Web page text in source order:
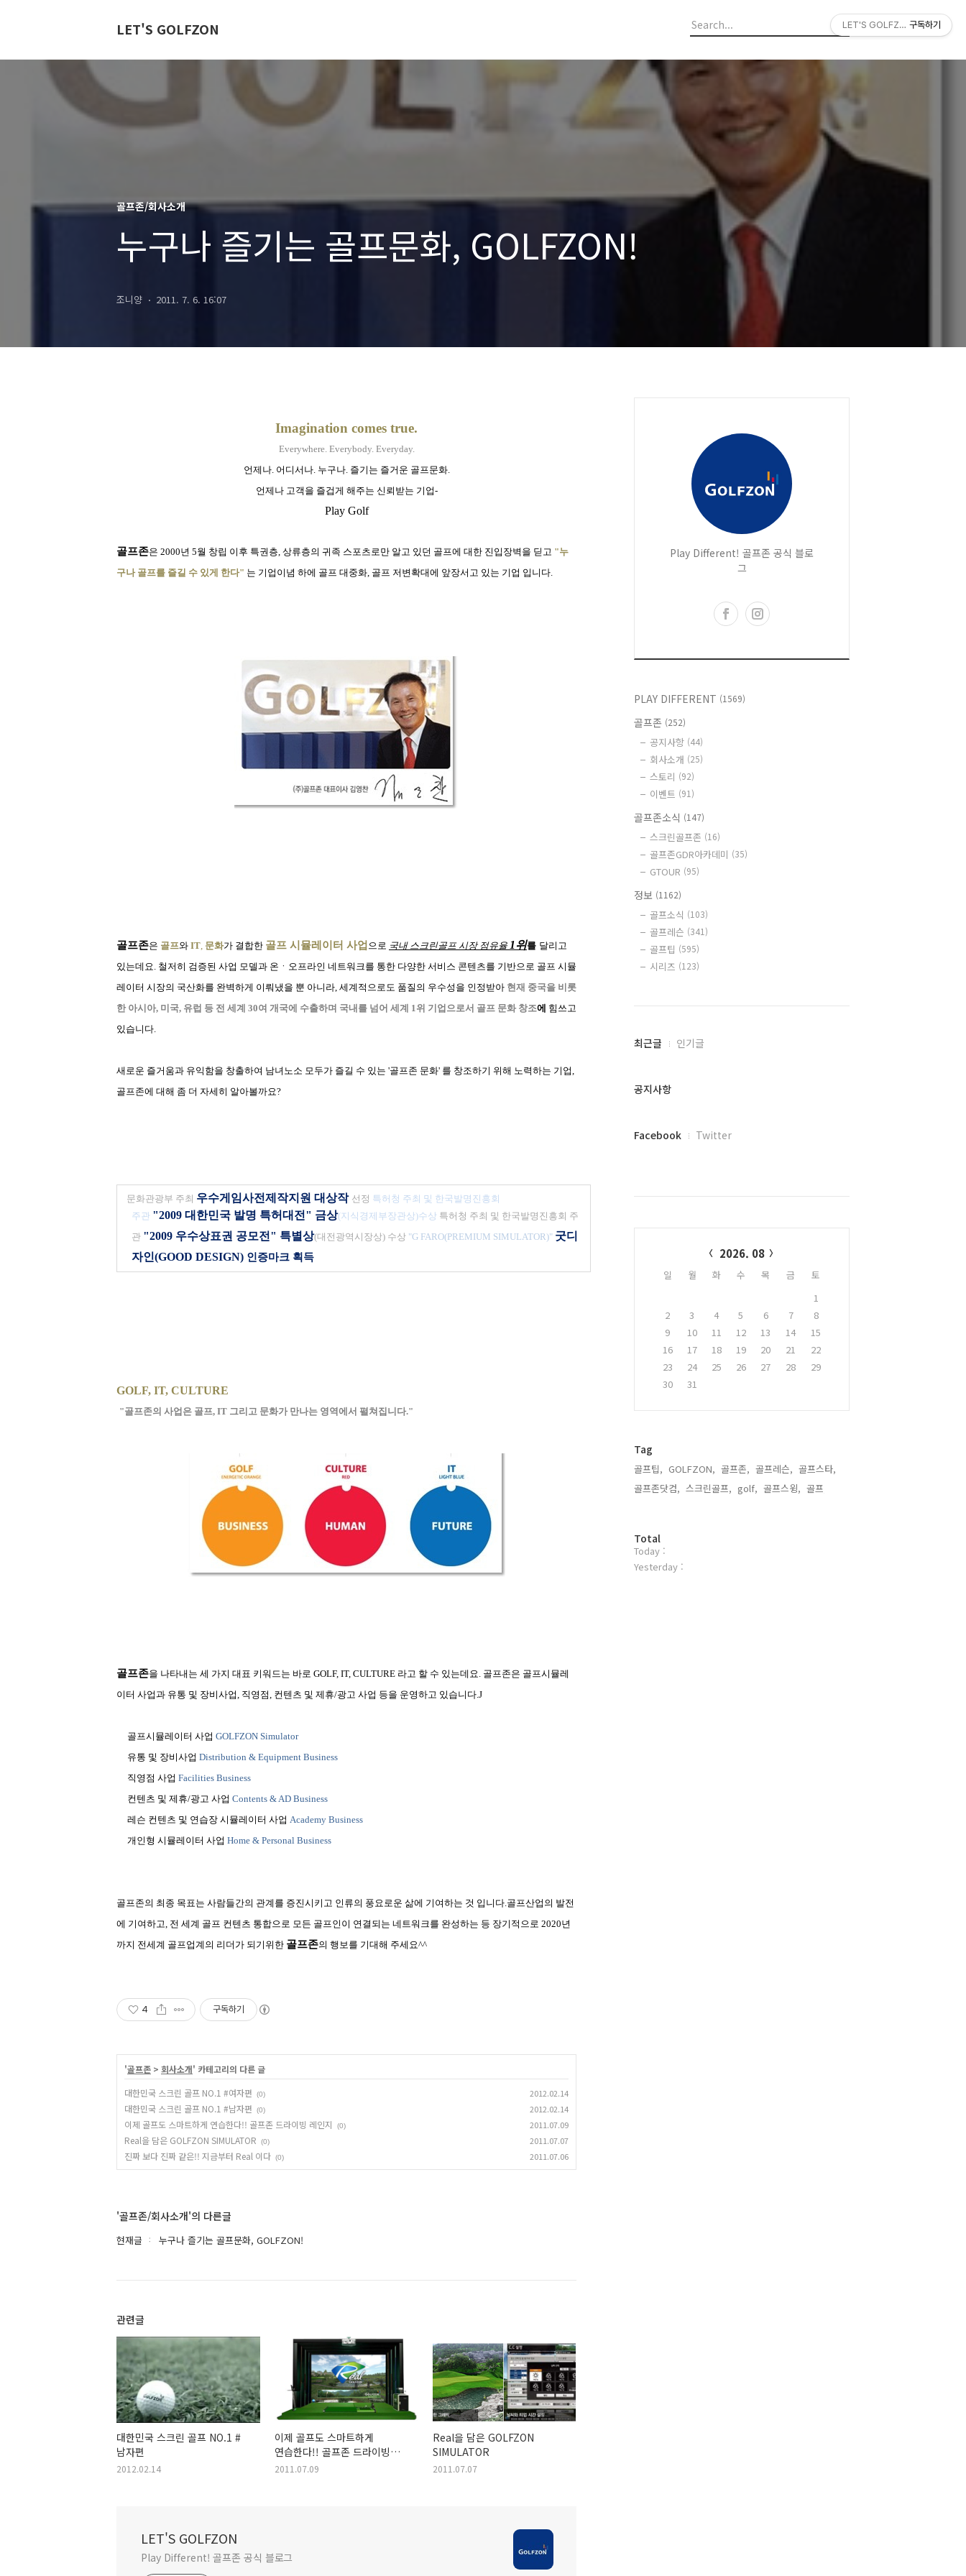
LET'S GOLFZON
골프존/회사소개
누구나 즐기는 골프문화, GOLFZON!
조니양 2011. 7. 6. 16:07
Imagination comes true.
Everywhere. Everybody. Everyday.
언제나. 어디서나. 누구나. 즐기는 즐거운 골프문화.
언제나 고객을 즐겁게 해주는 신뢰받는 기업-
Play Golf
골프존은 2000년 5월 창립 이후 특권층, 상류층의 귀족 스포츠로만 알고 있던 골프에 대한 진입장벽을 딛고 "누
구나 골프를 즐길 수 있게 한다" 는 기업이념 하에 골프 대중화, 골프 저변확대에 앞장서고 있는 기업 입니다.
골프존은 골프와 IT, 문화가 결합한 골프 시뮬레이터 사업 으로 국내 스크린골프 시장 점유율 1위를 달리고
있는데요. 철저히 검증된 사업 모델과 온 ㆍ 오프라인 네트워크를 통한 다양한 서비스 콘텐츠를 기반으로 골프 시뮬
레이터 시장의 국산화를 완벽하게 이뤄냈을 뿐 아니라, 세계적으로도 품질의 우수성을 인정받아 현재 중국을 비롯
한 아시아, 미국, 유럽 등 전 세계 30여 개국에 수출하며 국내를 넘어 세계 1위 기업으로서 골프 문화 창조에 힘쓰고
있습니다.
새로운 즐거움과 유익함을 창출하여 남녀노소 모두가 즐길 수 있는 '골프존 문화' 를 창조하기 위해 노력하는 기업,
골프존에 대해 좀 더 자세히 알아볼까요?
문화관광부 주최 우수게임사전제작지원 대상작 선정 특허청 주최 및 한국발명진흥회
주관 "2009대한민국 발명 특허대전 " 금상(지식경제부장관상)수상 특허청 주최 및 한국발명진흥회 주
관 "2009 우수상표권 공모전 " 특별상(대전광역시장상) 수상 "G FARO(PREMIUM SIMULATOR)" 굿디
자인(GOOD DESIGN) 인증마크 획득
GOLF, IT, CULTURE
"골프존의 사업은 골프, IT 그리고 문화가 만나는 영역에서 펼쳐집니다."
골프존을 나타내는 세 가지 대표 키워드는 바로 GOLF, IT, CULTURE 라고 할 수 있는데요. 골프존은 골프시뮬레
이터 사업과 유통 및 장비사업, 직영점, 컨텐츠 및 제휴/광고 사업 등을 운영하고 있습니다.J
골프시뮬레이터 사업GOLFZON Simulator
유통 및 장비사업Distribution & Equipment Business
직영점 사업Facilities Business
컨텐츠 및 제휴/광고 사업Contents & AD Business
레슨 컨텐츠 및 연습장 시뮬레이터 사업Academy Business
개인형 시뮬레이터 사업Home & Personal Business
골프존의 최종 목표는 사람들간의 관계를 증진시키고 인류의 풍요로운 삶에 기여하는 것 입니다.골프산업의 발전
에 기여하고, 전 세계 골프 컨텐츠 통합으로 모든 골프인이 연결되는 네트워크를 완성하는 등 장기적으로 2020년
까지 전세계 골프업계의 리더가 되기위한 골프존의 행보를 기대해 주세요^^
4 구독하기
'골프존 > 회사소개' 카테고리의 다른 글
대한민국 스크린 골프 NO.1 #여자편
(0) 2012.02.14
대한민국 스크린 골프 NO.1 #남자편 (0) 2012.02.14
이제 골프도 스마트하게 연습한다!! 골프존 드라이빙 레인지 (0) 2011.07.09
Real을 담은 GOLFZON SIMULATOR (0) 2011.07.07
진짜 보다 진짜 같은!! 지금부터 Real 이다 (0) 2011.07.06
'골프존/회사소개'의 다른글
현재글 누구나 즐기는 골프문화, GOLFZON!
관련글
대한민국 스크린 골프 NO.1 #
남자편
2012.02.14
이제 골프도 스마트하게
연습한다!! 골프존 드라이빙
레인지
2011.07.09
Real을 담은 GOLFZON
SIMULATOR
2011.07.07
LET'S GOLFZON
Play Different! 골프존 공식 블로그
Play Different! 골프존 공식 블로
그
PLAY DIFFERENT (1569)
골프존 (252)
공지사항 (44)
회사소개 (25)
스토리 (92)
이벤트 (91)
골프존소식 (147)
스크린골프존 (16)
골프존GDR아카데미 (35)
GTOUR (95)
정보 (1162)
골프소식 (103)
골프레슨 (341)
골프팁 (595)
시리즈 (123)
최
과
글
최근글 인기글
공지사항
페
Facebook Twitter
2026. 08
일 월 화 수 목 금
토
1
2
3 4 5 6 7
8
9
10 11 12 13 14
15
16
17 18 19 20 21
22
23
24 25 26 27 28
29
30
31
Tag
골프팁, GOLFZON, 골프존, 골프레슨, 골프스타,
골프존닷컴, 스크린골프, golf, 골프스윙, 골프,
방
문
자
Total
Today :
Yesterday :
LET'S GOLFZON구독하기